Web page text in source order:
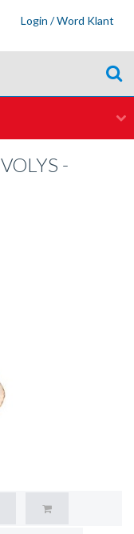
Login / Word Klant
VOLYS -